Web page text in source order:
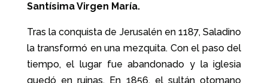
Santísima Virgen María.
Tras la conquista de Jerusalén en 1187, Saladino
la transformó en una mezquita. Con el paso del
tiempo, el lugar fue abandonado y la iglesia
quedó en ruinas. En 1856, el sultán otomano